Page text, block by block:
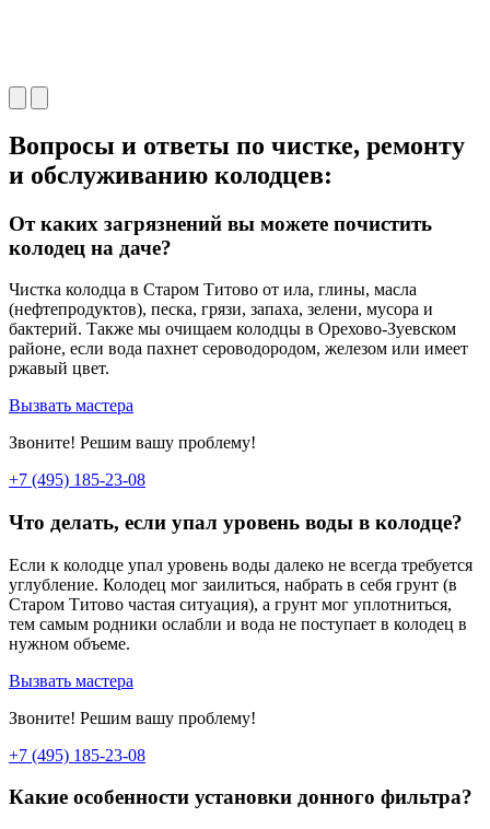
Вопросы и ответы по чистке, ремонту
и обслуживанию колодцев:
От каких загрязнений вы можете почистить
колодец на даче?
Чистка колодца в Старом Титово от ила, глины, масла
(нефтепродуктов), песка, грязи, запаха, зелени, мусора и
бактерий. Также мы очищаем колодцы в Орехово-Зуевском
районе, если вода пахнет сероводородом, железом или имеет
ржавый цвет.
Вызвать мастера
Звоните! Решим вашу проблему!
+7 (495) 185-23-08
Что делать, если упал уровень воды в колодце?
Если к колодце упал уровень воды далеко не всегда требуется
углубление. Колодец мог заилиться, набрать в себя грунт (в
Старом Титово частая ситуация), а грунт мог уплотниться,
тем самым родники ослабли и вода не поступает в колодец в
нужном объеме.
Вызвать мастера
Звоните! Решим вашу проблему!
+7 (495) 185-23-08
Какие особенности установки донного фильтра?